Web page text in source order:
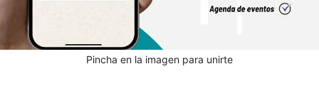
Pincha en la imagen para unirte